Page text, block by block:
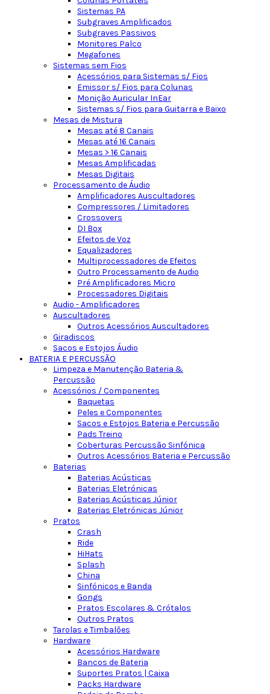
Sistemas PA
Subgraves Amplificados
Subgraves Passivos
Monitores Palco
Megafones
Sistemas sem Fios
Acessórios para Sistemas s/ Fios
Emissor s/ Fios para Colunas
Monição Auricular InEar
Sistemas s/ Fios para Guitarra e Baixo
Mesas de Mistura
Mesas até 8 Canais
Mesas até 16 Canais
Mesas > 16 Canais
Mesas Amplificadas
Mesas Digitais
Processamento de Áudio
Amplificadores Auscultadores
Compressores / Limitadores
Crossovers
DI Box
Efeitos de Voz
Equalizadores
Multiprocessadores de Efeitos
Outro Processamento de Audio
Pré Amplificadores Micro
Processadores Digitais
Audio - Amplificadores
Auscultadores
Outros Acessórios Auscultadores
Giradiscos
Sacos e Estojos Áudio
BATERIA E PERCUSSÃO
Limpeza e Manutenção Bateria &
Percussão
Acessórios / Componentes
Baquetas
Peles e Componentes
Sacos e Estojos Bateria e Percussão
Pads Treino
Coberturas Percussão Sinfónica
Outros Acessórios Bateria e Percussão
Baterias
Baterias Acústicas
Baterias Eletrónicas
Baterias Acústicas Júnior
Baterias Eletrónicas Júnior
Pratos
Crash
Ride
HiHats
Splash
China
Sinfónicos e Banda
Gongs
Pratos Escolares & Crótalos
Outros Pratos
Tarolas e Timbalões
Hardware
Acessórios Hardware
Bancos de Bateria
Suportes Pratos | Caixa
Packs Hardware